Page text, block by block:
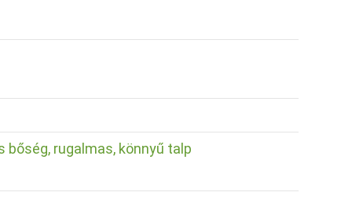
bőség, rugalmas, könnyű talp